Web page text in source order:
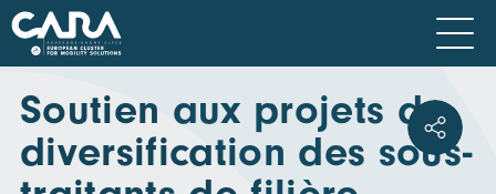
Soutien aux projets de
diversification des sous-